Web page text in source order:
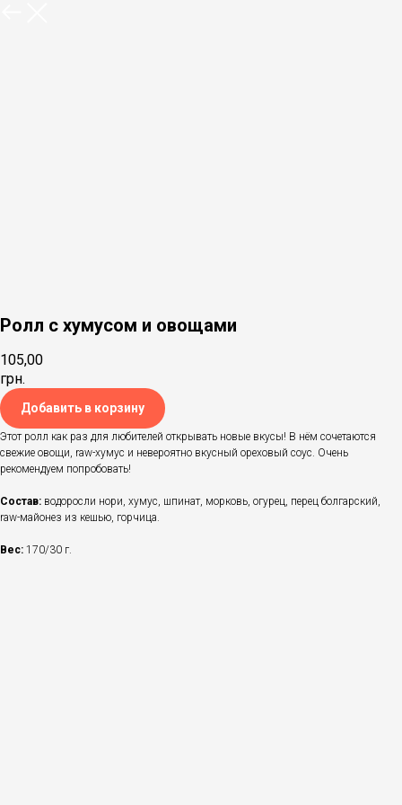
Ролл с хумусом и овощами
105,00
грн.
Добавить в корзину
Этот ролл как раз для любителей открывать новые вкусы! В нём сочетаются
свежие овощи, raw-хумус и невероятно вкусный ореховый соус. Очень
рекомендуем попробовать!
Состав: водоросли нори, хумус, шпинат, морковь, огурец, перец болгарский,
raw-майонез из кешью, горчица.
Вес: 170/30 г.